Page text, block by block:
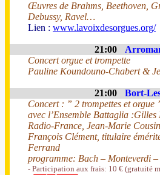
Œuvres de Brahms, Beethoven,
Debussy, Ravel…
Lien : www.lavoixdesorgues.org/
21:00
Concert orgue et trompette
Pauline Koundouno-Chabert &
21:00 Bort-
Concert : ” 2 trompettes et orgue
avec l’Ensemble Battaglia
Radio-France, Jean-Marie
François Clément, titulaire
Ferrand
programme: Bach – Monteverdi
- Participation aux frais: 10 € (gratuité